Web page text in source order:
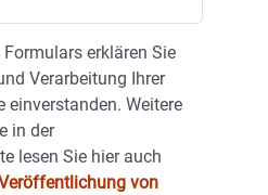
erklären Sie
Verarbeitung Ihrer
einverstanden. Weitere
in der
lesen Sie hier auch
von